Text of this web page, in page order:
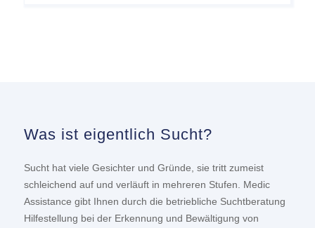
Was ist eigentlich Sucht?
Sucht hat viele Gesichter und Gründe, sie tritt zumeist
schleichend auf und verläuft in mehreren Stufen. Medic
Assistance gibt Ihnen durch die betriebliche Suchtberatung
Hilfestellung bei der Erkennung und Bewältigung von